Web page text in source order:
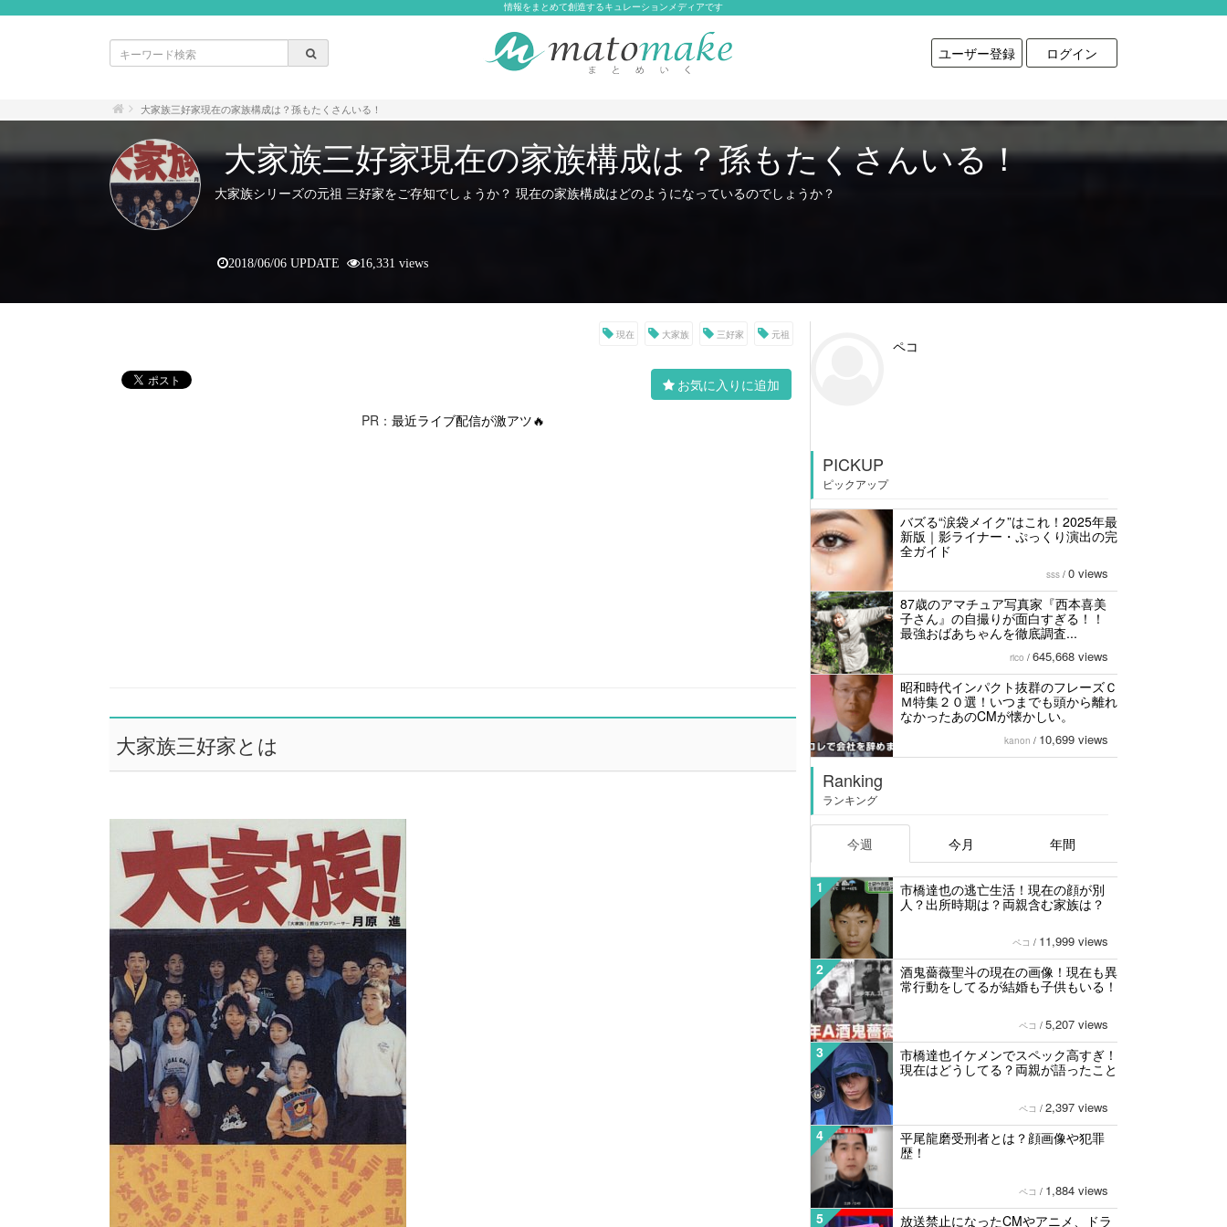
情報をまとめて創造するキュレーションメディアです
ユーザー登録 ログイン
大家族三好家現在の家族構成は？孫もたくさんいる！
大家族三好家現在の家族構成は？孫もたくさんいる！
大家族シリーズの元祖 三好家をご存知でしょうか？ 現在の家族構成はどのようになっているのでしょうか？
2018/06/06 UPDATE 16,331 views
現在 大家族 三好家 元祖
お気に入りに追加
PR： 最近ライブ配信が激アツ🔥
大家族三好家とは
ペコ
PICKUP
ピックアップ
バズる“涙袋メイク”はこれ！2025年最
新版｜影ライナー・ぷっくり演出の完
全ガイド
sss / 0 views
87歳のアマチュア写真家『西本喜美
子さん』の自撮りが面白すぎる！！
最強おばあちゃんを徹底調査...
rico / 645,668 views
昭和時代インパクト抜群のフレーズＣ
Ｍ特集２０選！いつまでも頭から離れ
なかったあのCMが懐かしい。
kanon / 10,699 views
Ranking
ランキング
今週 今月 年間
1
市橋達也の逃亡生活！現在の顔が別
人？出所時期は？両親含む家族は？
ペコ / 11,999 views
2
酒鬼薔薇聖斗の現在の画像！現在も異
常行動をしてるが結婚も子供もいる！
ペコ / 5,207 views
3
市橋達也イケメンでスペック高すぎ！
現在はどうしてる？両親が語ったこと
ペコ / 2,397 views
4
平尾龍磨受刑者とは？顔画像や犯罪
歴！
ペコ / 1,884 views
5
放送禁止になったCMやアニメ、ドラ